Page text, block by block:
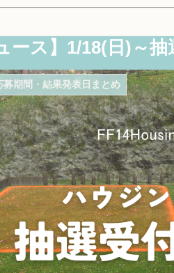
ース】1/18(日)～
期間・結果発表日まとめ